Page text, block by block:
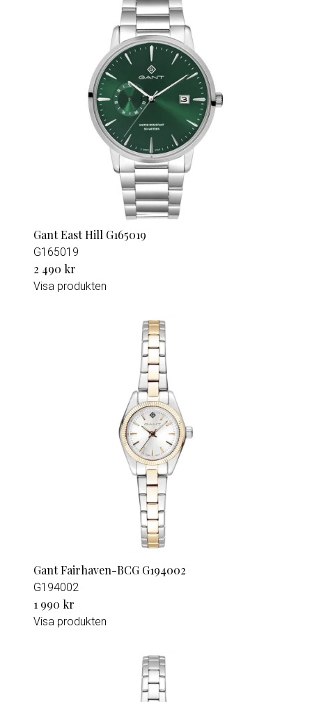
Gant East Hill G165019
G165019
2 490 kr
Visa produkten
Gant Fairhaven-BCG G194002
G194002
1 990 kr
Visa produkten